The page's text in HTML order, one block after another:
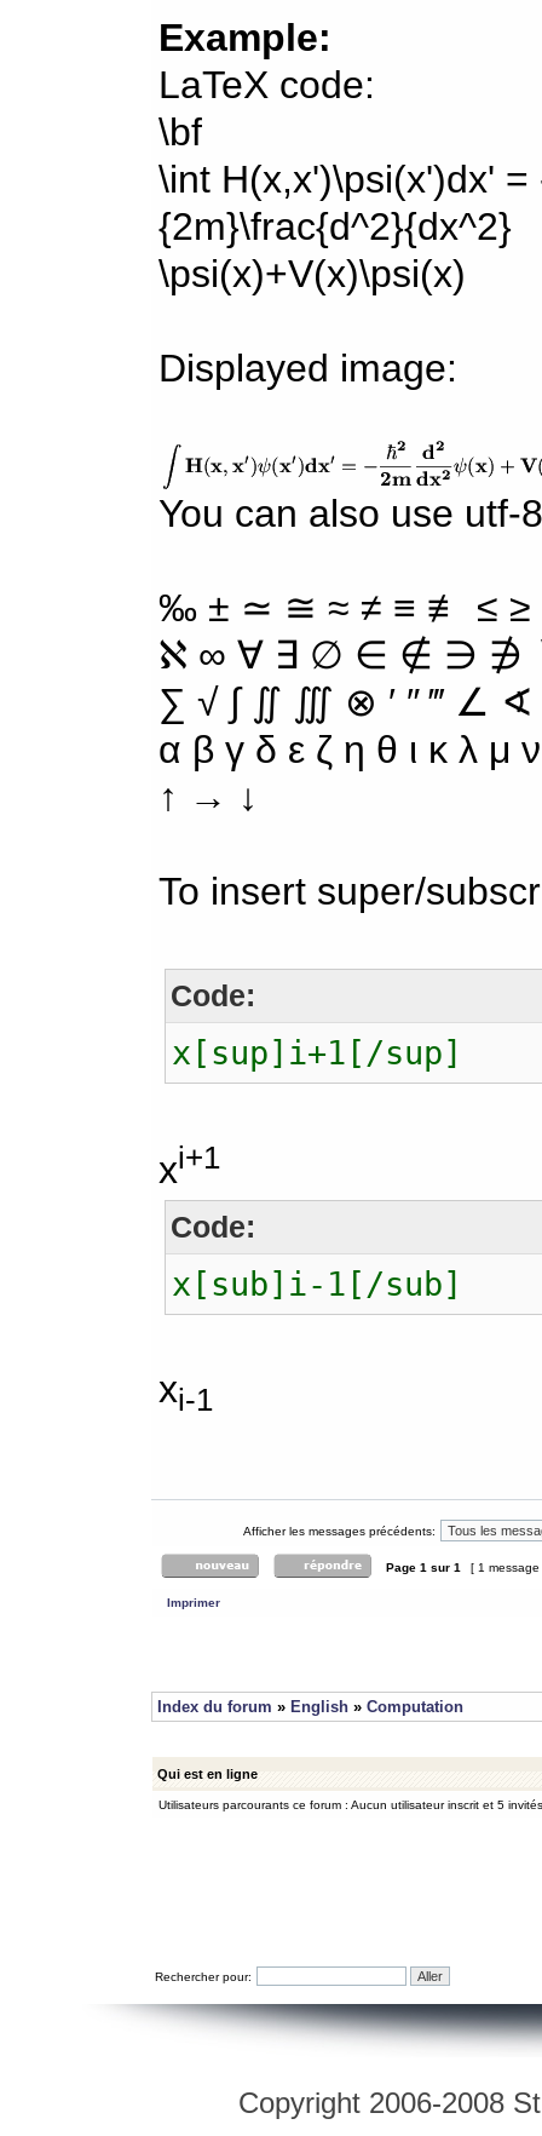
Example:
LaTeX code:
\bf
\int H(x,x')\psi(x')dx'
{2m}\frac{d^2}{dx^2}
\psi(x)+V(x)\psi(x)
Displayed image:
You can also use utf-
‰ ± ≃ ≅ ≈ ≠ ≡ ≢ ≤
ℵ ∞ ∀ ∃ ∅ ∈ ∉ ∋ ∌
∑ √ ∫ ∬ ∭ ⊗ ′ ″ ‴ ∠
α β γ δ ε ζ η θ ι κ λ
↑ → ↓
To insert super/
Code:
x[sup]i+1[/sup]
xi+1
Code:
x[sub]i-1[/sub]
xi-1
Afficher les messages précédents:
Page 1 sur 1 [ 1
Imprimer
Index du forum » English » Computation
Qui est en ligne
Utilisateurs parcourants ce forum : Aucun utilisateur inscrit et 5 invités
Rechercher pour:
Copyright 2006-2008